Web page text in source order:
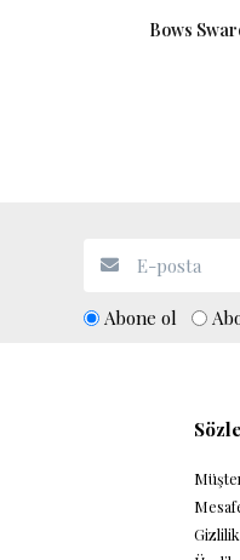
Bows
Abone ol